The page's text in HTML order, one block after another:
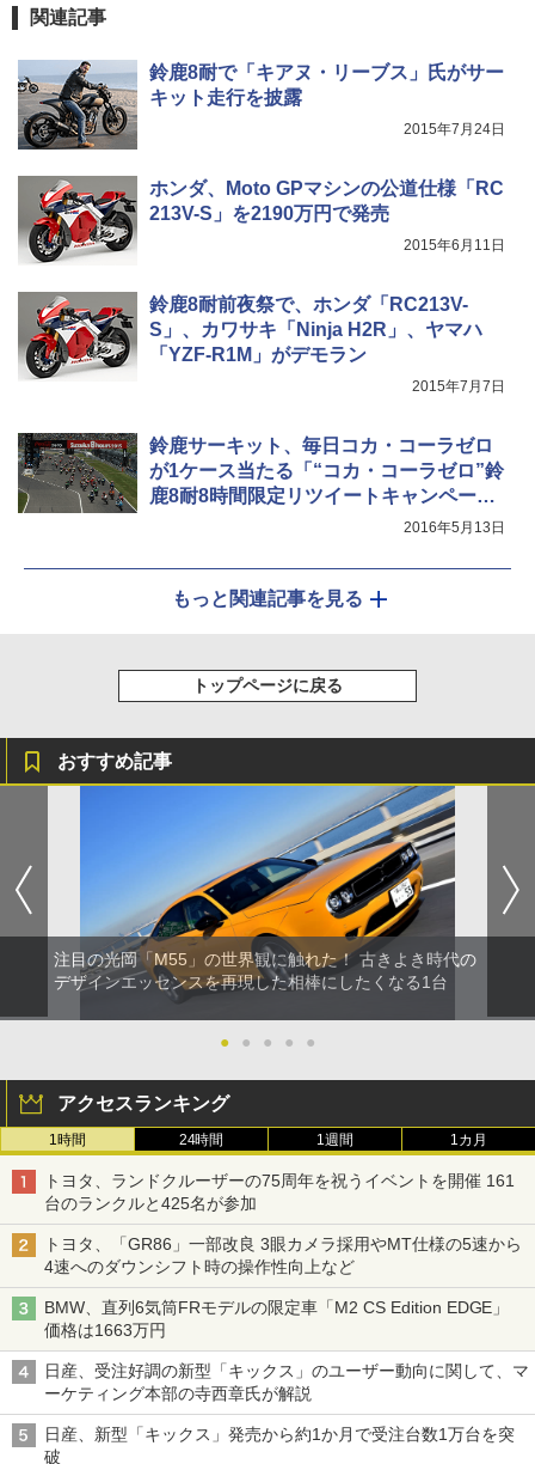
関連記事
鈴鹿8耐で「キアヌ・リーブス」氏がサー
キット走行を披露
2015年7月24日
ホンダ、Moto GPマシンの公道仕様「RC
213V-S」を2190万円で発売
2015年6月11日
鈴鹿8耐前夜祭で、ホンダ「RC213V-
S」、カワサキ「Ninja H2R」、ヤマハ
「YZF-R1M」がデモラン
2015年7月7日
鈴鹿サーキット、毎日コカ・コーラゼロ
が1ケース当たる「“コカ・コーラゼロ”鈴
鹿8耐8時間限定リツイートキャンペー
2016年5月13日
もっと関連記事を見る
トップページに戻る
おすすめ記事
注目の光岡「M55」の世界観に触れた！ 古きよき時代の
デザインエッセンスを再現した相棒にしたくなる1台
● ● ● ● ●
アクセスランキング
1時間 24時間 1週間 1カ月
トヨタ、ランドクルーザーの75周年を祝うイベントを開催 161
台のランクルと425名が参加
トヨタ、「GR86」一部改良 3眼カメラ採用やMT仕様の5速から
4速へのダウンシフト時の操作性向上など
BMW、直列6気筒FRモデルの限定車「M2 CS Edition EDGE」
価格は1663万円
日産、受注好調の新型「キックス」のユーザー動向に関して、マ
ーケティング本部の寺西章氏が解説
日産、新型「キックス」発売から約1か月で受注台数1万台を突
破